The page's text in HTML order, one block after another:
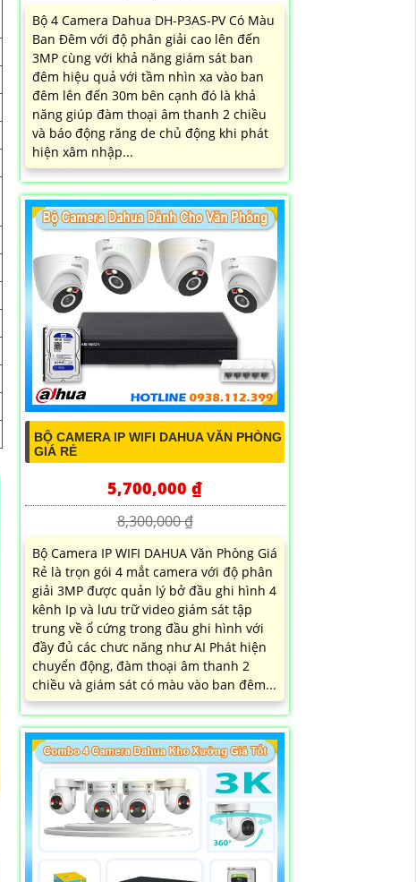
Bộ 4 Camera Dahua DH-P3AS-PV Có Màu
Ban Đêm với độ phân giải cao lên đến
3MP cùng với khả năng giám sát ban
đêm hiệu quả với tầm nhìn xa vào ban
đêm lên đến 30m bên cạnh đó là khả
năng giúp đàm thoại âm thanh 2 chiều
và báo động răng de chủ động khi phát
hiện xâm nhập...
BỘ CAMERA IP WIFI DAHUA VĂN PHÒNG
GIÁ RẺ
5,700,000 ₫
8,300,000 ₫
Bộ Camera IP WIFI DAHUA Văn Phòng Giá
Rẻ là trọn gói 4 mắt camera với độ phân
giải 3MP được quản lý bở đầu ghi hình 4
kênh Ip và lưu trữ video giám sát tập
trung về ổ cứng trong đầu ghi hình với
đầy đủ các chưc năng như AI Phát hiện
chuyển động, đàm thoại âm thanh 2
chiều và giám sát có màu vào ban đêm...